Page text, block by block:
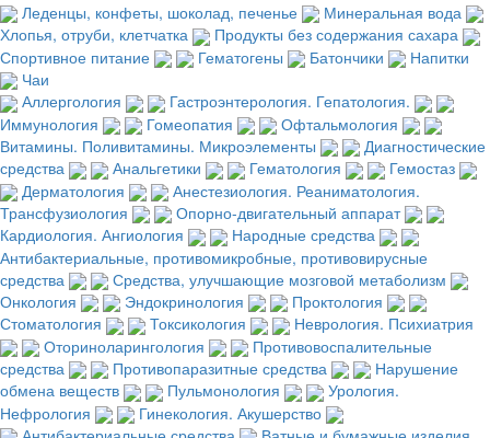
Леденцы, конфеты, шоколад, печенье
Минеральная вода
Хлопья, отруби, клетчатка
Продукты без содержания сахара
Спортивное питание
Гематогены Батончики
Напитки
Чаи
Аллергология
Гастроэнтерология. Гепатология.
Иммунология
Гомеопатия
Офтальмология
Витамины. Поливитамины. Микроэлементы
Диагностические
средства
Анальгетики Гематология
Гемостаз
Дерматология
Анестезиология. Реаниматология.
Трансфузиология
Опорно-двигательный аппарат
Кардиология. Ангиология
Народные средства
Антибактериальные, противомикробные, противовирусные
средства
Средства, улучшающие мозговой метаболизм
Онкология
Эндокринология
Проктология
Стоматология
Токсикология
Неврология. Психиатрия
Оториноларингология
Противовоспалительные
средства
Противопаразитные средства
Нарушение
обмена веществ
Пульмонология
Урология.
Нефрология
Гинекология. Акушерство